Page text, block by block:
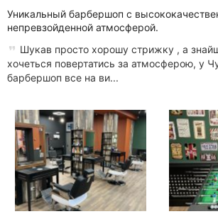
Уникальный барбершоп с
непревзойденной атмосферой.
Шукав просто хорошу стрижку , а
хочеться повертатись за атмосферою, у
барбершоп все на ви...